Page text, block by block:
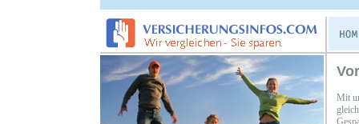
Mit